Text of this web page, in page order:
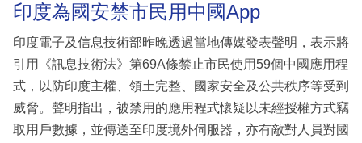
印度為國安禁市民用中國App
印度電子及信息技術部昨晚透過當地傳媒發表聲明，表示將
引用《訊息技術法》第69A條禁止市民使用59個中國應用程
式，以防印度主權、領土完整、國家安全及公共秩序等受到
威脅。聲明指出，被禁用的應用程式懷疑以未經授權方式竊
取用戶數據，並傳送至印度境外伺服器，亦有敵對人員對國